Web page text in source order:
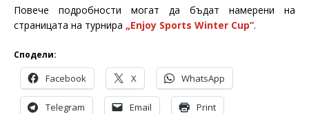
Повече подробности могат да бъдат намерени на
страницата на турнира „Enjoy Sports Winter Cup”.
Сподели:
Facebook X WhatsApp
Telegram Email Print